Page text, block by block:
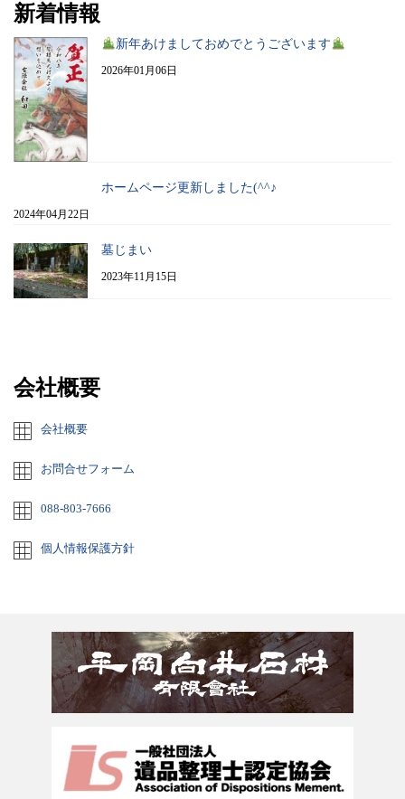
新着情報
新年あけましておめでとうございます
2026年01月06日
ホームページ更新しました(^^♪
2024年04月22日
墓じまい
2023年11月15日
会社概要
会社概要
お問合せフォーム
088-803-7666
個人情報保護方針